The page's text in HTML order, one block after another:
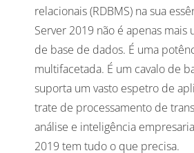
relacionais (RDBMS) na sua
Server 2019 não é apenas mais
de base de dados. É uma
multifacetada. É um cavalo de
suporta um vasto espetro de
trate de processamento de
análise e inteligência
2019 tem tudo o que precisa.